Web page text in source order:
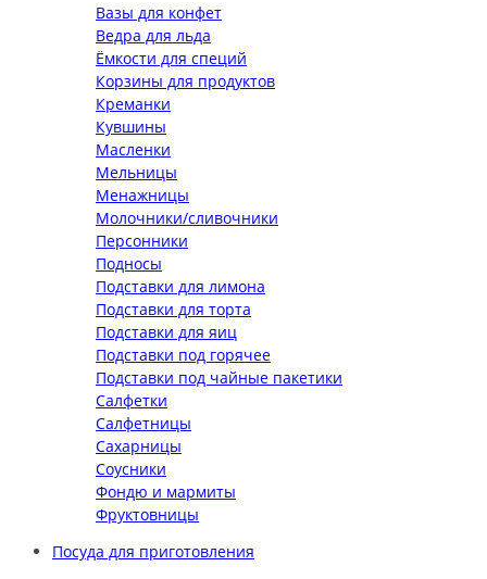
Вазы для конфет
Ведра для льда
Ёмкости для специй
Корзины для продуктов
Креманки
Кувшины
Масленки
Мельницы
Менажницы
Молочники/сливочники
Персонники
Подносы
Подставки для лимона
Подставки для торта
Подставки для яиц
Подставки под горячее
Подставки под чайные пакетики
Салфетки
Салфетницы
Сахарницы
Соусники
Фондю и мармиты
Фруктовницы
Посуда для приготовления